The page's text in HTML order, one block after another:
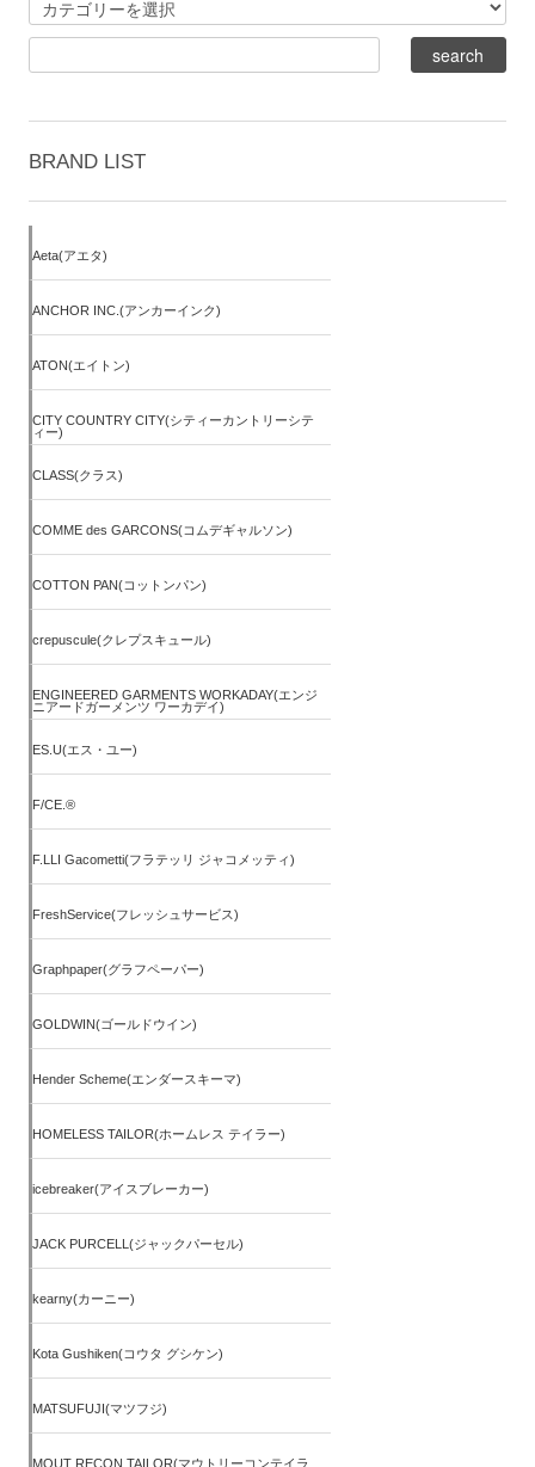
BRAND LIST
Aeta(アエタ)
ANCHOR INC.(アンカーインク)
ATON(エイトン)
CITY COUNTRY CITY(シティーカントリーシテ
ィー)
CLASS(クラス)
COMME des GARCONS(コムデギャルソン)
COTTON PAN(コットンパン)
crepuscule(クレプスキュール)
ENGINEERED GARMENTS WORKADAY(エンジ
ニアードガーメンツ ワーカデイ)
ES.U(エス・ユー)
F/CE.®
F.LLI Gacometti(フラテッリ ジャコメッティ)
FreshService(フレッシュサービス)
Graphpaper(グラフペーパー)
GOLDWIN(ゴールドウイン)
Hender Scheme(エンダースキーマ)
HOMELESS TAILOR(ホームレス テイラー)
icebreaker(アイスブレーカー)
JACK PURCELL(ジャックパーセル)
kearny(カーニー)
Kota Gushiken(コウタ グシケン)
MATSUFUJI(マツフジ)
MOUT RECON TAILOR(マウトリーコンテイラ